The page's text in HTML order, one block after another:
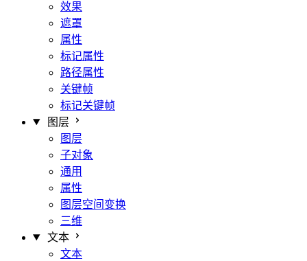
效果
遮罩
属性
标记属性
路径属性
关键帧
标记关键帧
图层
图层
子对象
通用
属性
图层空间变换
三维
文本
文本